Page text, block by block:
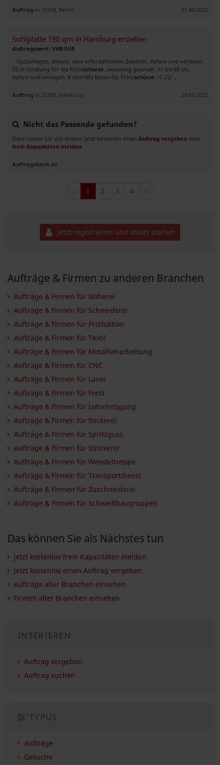
Auftrag in 10318, Berlin 01.04.2022
Sohlplatte 190 qm in Hamburg erstellen
Auftragswert: VHB EUR
.. hutzanlagen, einschl. dem erforderlichem Zubehör, liefern und verlegen.
55 m Schalung für die Frostschürze, zweiseitig geschalt, h= bis 80 cm,
liefern und verlegen. 8 cbm WU Beton für Frostschürze : C 25/ ..
Auftrag in 22393, Hamburg 29.03.2022
Nicht das Passende gefunden?
Dann lassen Sie sich finden: Jetzt kostenlos einen Auftrag vergeben oder
freie Kapazitäten melden.
Auftragsbank.de
‹ 1 2 3 4 ›
Jetzt registrieren und sofort starten
Aufträge & Firmen zu anderen Branchen
Aufträge & Firmen für Näherei
Aufträge & Firmen für Schneiderei
Aufträge & Firmen für Produktion
Aufträge & Firmen für Textil
Aufträge & Firmen für Metallverarbeitung
Aufträge & Firmen für CNC
Aufträge & Firmen für Laser
Aufträge & Firmen für Forst
Aufträge & Firmen für Lohnfertigung
Aufträge & Firmen für Stickerei
Aufträge & Firmen für Spritzguss
Aufträge & Firmen für Strickerei
Aufträge & Firmen für Wendeltreppe
Aufträge & Firmen für Transportdienst
Aufträge & Firmen für Zuschneiderei
Aufträge & Firmen für Schweißbaugruppen
Das können Sie als Nächstes tun
Jetzt kostenlos freie Kapazitäten melden
Jetzt kostenlos einen Auftrag vergeben
Aufträge aller Branchen einsehen
Firmen aller Branchen einsehen
INSERIEREN
Auftrag vergeben
Auftrag suchen
TYPUS
Aufträge
Gesuche